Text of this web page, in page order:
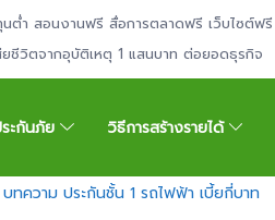
ต่ำ สอนงานฟรี สื่อการตลาดฟรี เว็บไซต์ฟรี
ชีวิตจากอุบัติเหตุ 1 แสนบาท ต่อยอดธุรกิจ
ระกันภัย วิธีการสร้างรายได้
บทความ ประกันชั้น 1 รถไฟฟ้า เบี้ยกี่บาท